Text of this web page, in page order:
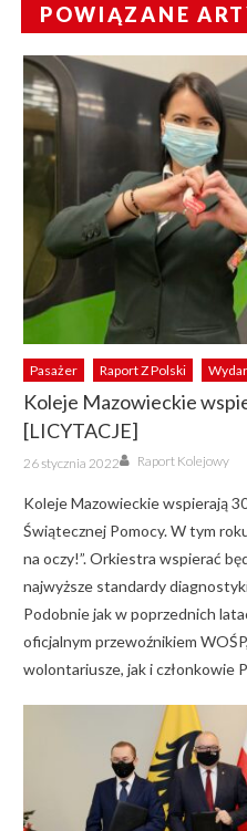
POWIĄZANE
Pasażer Raport Z Polski
Koleje Mazowieckie
[LICYTACJE]
Posted
on
26 stycznia 2022 Author
Raport Kolejowy
Koleje Mazowieckie wspierają
Świątecznej Pomocy. W tym
na oczy!”. Orkiestra wspierać
najwyższe standardy
Podobnie jak w poprzednich
oficjalnym przewoźnikiem
wolontariusze, jak i członkowie